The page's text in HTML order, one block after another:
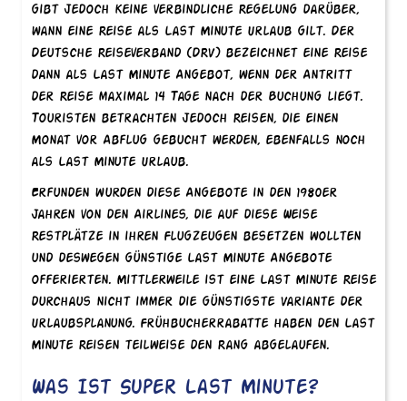
gibt jedoch keine verbindliche Regelung darüber,
wann eine Reise als Last Minute Urlaub gilt. Der
Deutsche Reiseverband (DRV) bezeichnet eine Reise
dann als Last Minute Angebot, wenn der Antritt
der Reise maximal 14 Tage nach der Buchung liegt.
Touristen betrachten jedoch Reisen, die einen
Monat vor Abflug gebucht werden, ebenfalls noch
als Last Minute Urlaub.
Erfunden wurden diese Angebote in den 1980er
Jahren von den Airlines, die auf diese Weise
Restplätze in ihren Flugzeugen besetzen wollten
und deswegen günstige Last Minute Angebote
offerierten. Mittlerweile ist eine Last Minute Reise
durchaus nicht immer die günstigste Variante der
Urlaubsplanung. Frühbucherrabatte haben den Last
Minute Reisen teilweise den Rang abgelaufen.
Was Ist Super Last Minute?